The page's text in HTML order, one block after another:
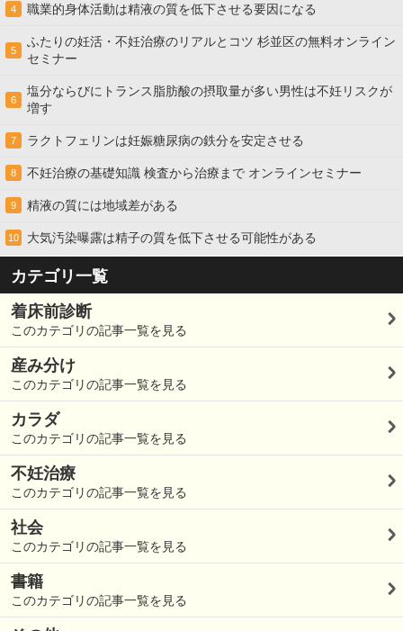
4 職業的身体活動は精液の質を低下させる要因になる
5
ふたりの妊活・不妊治療のリアルとコツ 杉並区の無料オンライン
セミナー
6
塩分ならびにトランス脂肪酸の摂取量が多い男性は不妊リスクが
増す
7 ラクトフェリンは妊娠糖尿病の鉄分を安定させる
8 不妊治療の基礎知識 検査から治療まで オンラインセミナー
9 精液の質には地域差がある
10 大気汚染曝露は精子の質を低下させる可能性がある
カテゴリ一覧
着床前診断
このカテゴリの記事一覧を見る
産み分け
このカテゴリの記事一覧を見る
カラダ
このカテゴリの記事一覧を見る
不妊治療
このカテゴリの記事一覧を見る
社会
このカテゴリの記事一覧を見る
書籍
このカテゴリの記事一覧を見る